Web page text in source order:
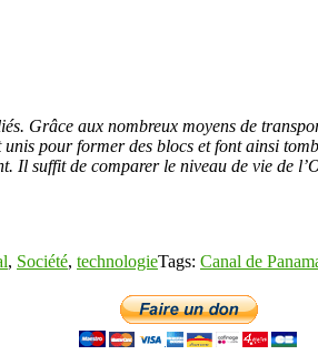
Grâce aux nombreux moyens de
unis pour former des blocs et font ainsi
Il suffit de comparer le niveau de vie de
, Société, technologieTags: Canal de